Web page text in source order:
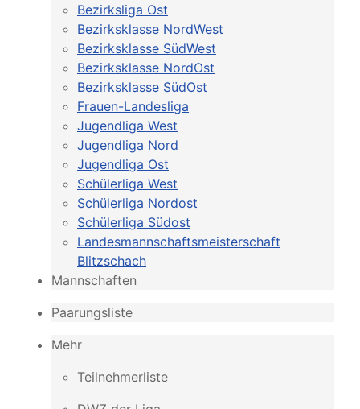
Bezirksliga Ost
Bezirksklasse NordWest
Bezirksklasse SüdWest
Bezirksklasse NordOst
Bezirksklasse SüdOst
Frauen-Landesliga
Jugendliga West
Jugendliga Nord
Jugendliga Ost
Schülerliga West
Schülerliga Nordost
Schülerliga Südost
Landesmannschaftsmeisterschaft
Blitzschach
Mannschaften
Paarungsliste
Mehr
Teilnehmerliste